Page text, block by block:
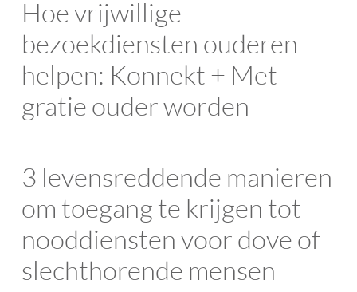
Hoe vrijwillige
bezoekdiensten ouderen
helpen: Konnekt + Met
gratie ouder worden
3 levensreddende manieren
om toegang te krijgen tot
nooddiensten voor dove of
slechthorende mensen